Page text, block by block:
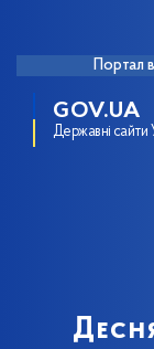
Портал
GOV.UA
Державні сайти